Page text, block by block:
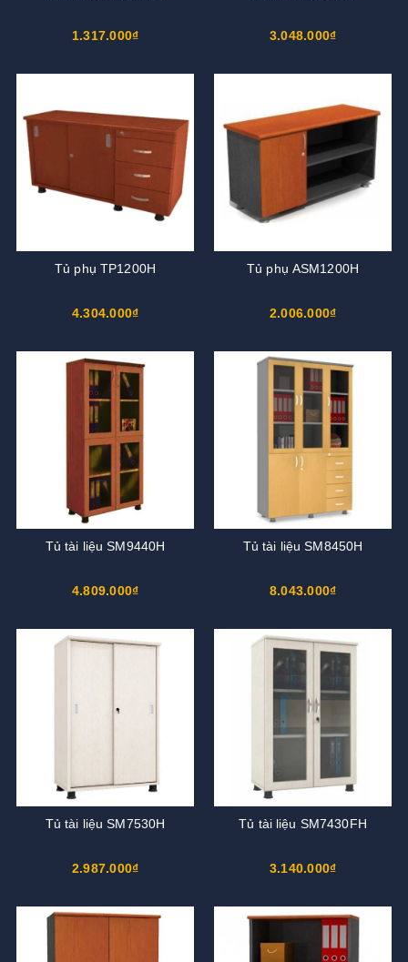
1.317.000₫ 3.048.000₫
Tủ phụ TP1200H
4.304.000₫
Tủ phụ ASM1200H
2.006.000₫
Tủ tài liệu SM9440H
4.809.000₫
Tủ tài liệu SM8450H
8.043.000₫
Tủ tài liệu SM7530H
2.987.000₫
Tủ tài liệu SM7430FH
3.140.000₫